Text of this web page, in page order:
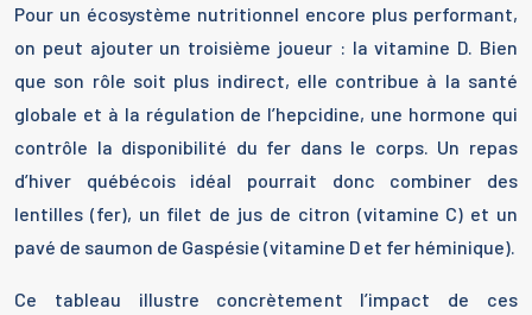
Pour un écosystème nutritionnel encore plus performant,
on peut ajouter un troisième joueur : la vitamine D. Bien
que son rôle soit plus indirect, elle contribue à la santé
globale et à la régulation de l’hepcidine, une hormone qui
contrôle la disponibilité du fer dans le corps. Un repas
d’hiver québécois idéal pourrait donc combiner des
lentilles (fer), un filet de jus de citron (vitamine C) et un
pavé de saumon de Gaspésie (vitamine D et fer héminique).
Ce tableau illustre concrètement l’impact de ces